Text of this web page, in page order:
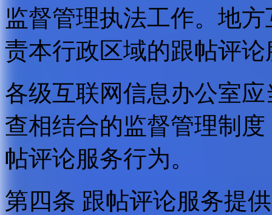
监督管理执法工作。地
责本行政区域的跟帖评
各级互联网信息办公室
查相结合的监督管理制
帖评论服务行为。
第四条 跟帖评论服务提